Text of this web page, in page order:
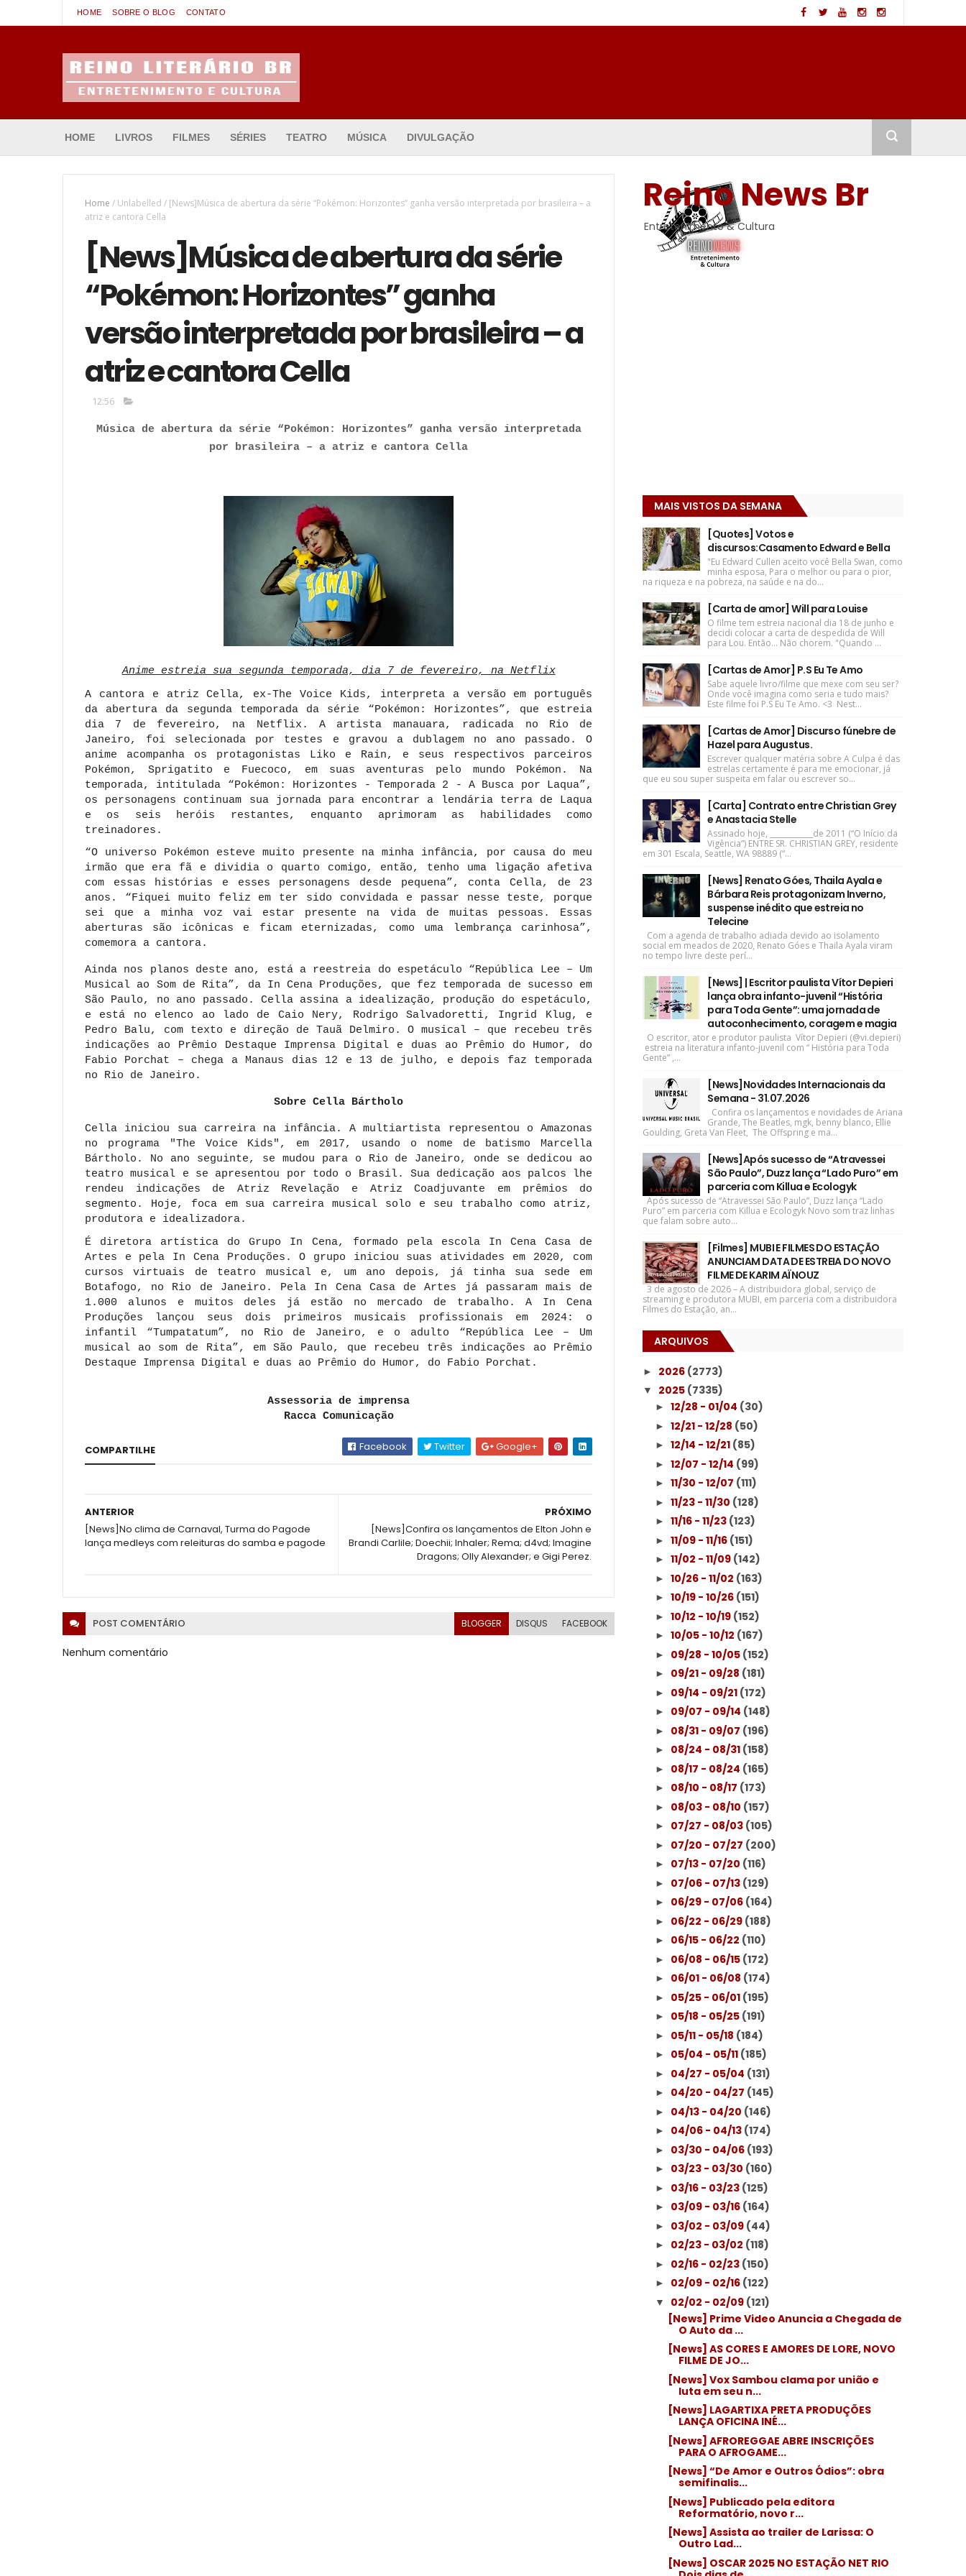
HOME SOBRE O BLOG CONTATO
HOME LIVROS FILMES SÉRIES TEATRO MÚSICA DIVULGAÇÃO
Home / Unlabelled / [News]Música de abertura da série “Pokémon: Horizontes” ganha versão interpretada por brasileira – a
atriz e cantora Cella
[News]Música de abertura da série
“Pokémon: Horizontes” ganha
versão interpretada por brasileira – a
atriz e cantora Cella
12:56
Música de abertura da série “Pokémon: Horizontes” ganha versão interpretada
por brasileira – a atriz e cantora Cella
Anime estreia sua segunda temporada, dia 7 de fevereiro, na Netflix
A cantora e atriz Cella, ex-The Voice Kids, interpreta a versão em português
da abertura da segunda temporada da série “Pokémon: Horizontes”, que estreia
dia 7 de fevereiro, na Netflix. A artista manauara, radicada no Rio de
Janeiro, foi selecionada por testes e gravou a dublagem no ano passado. O
anime acompanha os protagonistas Liko e Rain, e seus respectivos parceiros
Pokémon, Sprigatito e Fuecoco, em suas aventuras pelo mundo Pokémon. Na
temporada, intitulada “Pokémon: Horizontes - Temporada 2 - A Busca por Laqua”,
os personagens continuam sua jornada para encontrar a lendária terra de Laqua
e os seis heróis restantes, enquanto aprimoram as habilidades como
treinadores.
“O universo Pokémon esteve muito presente na minha infância, por causa do meu
irmão que era fã e dividia o quarto comigo, então, tenho uma ligação afetiva
com essas histórias e esses personagens desde pequena”, conta Cella, de 23
anos. “Fiquei muito feliz em ter sido convidada e passar nesse teste, porque
sei que a minha voz vai estar presente na vida de muitas pessoas. Essas
aberturas são icônicas e ficam eternizadas, como uma lembrança carinhosa”,
comemora a cantora.
Ainda nos planos deste ano, está a reestreia do espetáculo “República Lee – Um
Musical ao Som de Rita”, da In Cena Produções, que fez temporada de sucesso em
São Paulo, no ano passado. Cella assina a idealização, produção do espetáculo,
e está no elenco ao lado de Caio Nery, Rodrigo Salvadoretti, Ingrid Klug, e
Pedro Balu, com texto e direção de Tauã Delmiro. O musical – que recebeu três
indicações ao Prêmio Destaque Imprensa Digital e duas ao Prêmio do Humor, do
Fabio Porchat – chega a Manaus dias 12 e 13 de julho, e depois faz temporada
no Rio de Janeiro.
Sobre Cella Bártholo
Cella iniciou sua carreira na infância. A multiartista representou o Amazonas
no programa "The Voice Kids", em 2017, usando o nome de batismo Marcella
Bártholo. No ano seguinte, se mudou para o Rio de Janeiro, onde se dedicou ao
teatro musical e se apresentou por todo o Brasil. Sua dedicação aos palcos lhe
rendeu indicações de Atriz Revelação e Atriz Coadjuvante em prêmios do
segmento. Hoje, foca em sua carreira musical solo e seu trabalho como atriz,
produtora e idealizadora.
É diretora artística do Grupo In Cena, formado pela escola In Cena Casa de
Artes e pela In Cena Produções. O grupo iniciou suas atividades em 2020, com
cursos virtuais de teatro musical e, um ano depois, já tinha sua sede em
Botafogo, no Rio de Janeiro. Pela In Cena Casa de Artes já passaram mais de
1.000 alunos e muitos deles já estão no mercado de trabalho. A In Cena
Produções lançou seus dois primeiros musicais profissionais em 2024: o
infantil “Tumpatatum”, no Rio de Janeiro, e o adulto “República Lee – Um
musical ao som de Rita”, em São Paulo, que recebeu três indicações ao Prêmio
Destaque Imprensa Digital e duas ao Prêmio do Humor, do Fabio Porchat.
Assessoria de imprensa
Racca Comunicação
COMPARTILHE Facebook Twitter Google+
PRÓXIMO
[News]Confira os lançamentos de Elton John e
Brandi Carlile; Doechii; Inhaler; Rema; d4vd; Imagine
Dragons; Olly Alexander; e Gigi Perez.
ANTERIOR
[News]No clima de Carnaval, Turma do Pagode
lança medleys com releituras do samba e pagode
POST COMENTÁRIO BLOGGER DISQUS FACEBOOK
Nenhum comentário
Reino News Br
Entretenimento & Cultura
MAIS VISTOS DA SEMANA
[Quotes] Votos e
discursos:Casamento Edward e Bella
"Eu Edward Cullen aceito você Bella Swan, como
minha esposa, Para o melhor ou para o pior,
na riqueza e na pobreza, na saúde e na do...
[Carta de amor] Will para Louise
O filme tem estreia nacional dia 18 de junho e
decidi colocar a carta de despedida de Will
para Lou. Então... Não chorem. "Quando ...
[Cartas de Amor] P.S Eu Te Amo
Sabe aquele livro/filme que mexe com seu ser?
Onde você imagina como seria e tudo mais?
Este filme foi P.S Eu Te Amo. <3 Nest...
[Cartas de Amor] Discurso fúnebre de
Hazel para Augustus.
Escrever qualquer matéria sobre A Culpa é das
estrelas certamente é para me emocionar, já
que eu sou super suspeita em falar ou escrever so...
[Carta] Contrato entre Christian Grey
e Anastacia Stelle
Assinado hoje, ____________de 2011 (“O Início da
Vigência”) ENTRE SR. CHRISTIAN GREY, residente
em 301 Escala, Seattle, WA 98889 (“...
[News] Renato Góes, Thaila Ayala e
Bárbara Reis protagonizam Inverno,
suspense inédito que estreia no
Telecine
Com a agenda de trabalho adiada devido ao isolamento
social em meados de 2020, Renato Góes e Thaila Ayala viram
no tempo livre deste perí...
[News] | Escritor paulista Vítor Depieri
lança obra infanto-juvenil “História
para Toda Gente”: uma jornada de
autoconhecimento, coragem e magia
O escritor, ator e produtor paulista Vítor Depieri (@vi.depieri)
estreia na literatura infanto-juvenil com “ História para Toda
Gente” ,...
[News]Novidades Internacionais da
Semana - 31.07.2026
Confira os lançamentos e novidades de Ariana
Grande, The Beatles, mgk, benny blanco, Ellie
Goulding, Greta Van Fleet, The Offspring e ma...
[News]Após sucesso de “Atravessei
São Paulo”, Duzz lança “Lado Puro” em
parceria com Killua e Ecologyk
Após sucesso de “Atravessei São Paulo”, Duzz lança “Lado
Puro” em parceria com Killua e Ecologyk Novo som traz linhas
que falam sobre auto...
[Filmes] MUBI E FILMES DO ESTAÇÃO
ANUNCIAM DATA DE ESTREIA DO NOVO
FILME DE KARIM AÏNOUZ
3 de agosto de 2026 – A distribuidora global, serviço de
streaming e produtora MUBI, em parceria com a distribuidora
Filmes do Estação, an...
ARQUIVOS
► 2026 (2773)
▼ 2025 (7335)
►12/28 - 01/04 (30)
►12/21 - 12/28 (50)
►12/14 - 12/21 (85)
►12/07 - 12/14 (99)
►11/30 - 12/07 (111)
►11/23 - 11/30 (128)
►11/16 - 11/23 (123)
►11/09 - 11/16 (151)
►11/02 - 11/09 (142)
►10/26 - 11/02 (163)
►10/19 - 10/26 (151)
►10/12 - 10/19 (152)
►10/05 - 10/12 (167)
► 09/28 - 10/05 (152)
► 09/21 - 09/28 (181)
► 09/14 - 09/21 (172)
► 09/07 - 09/14 (148)
► 08/31 - 09/07 (196)
► 08/24 - 08/31 (158)
► 08/17 - 08/24 (165)
► 08/10 - 08/17 (173)
► 08/03 - 08/10 (157)
► 07/27 - 08/03 (105)
► 07/20 - 07/27 (200)
► 07/13 - 07/20 (116)
► 07/06 - 07/13 (129)
► 06/29 - 07/06 (164)
► 06/22 - 06/29 (188)
► 06/15 - 06/22 (110)
► 06/08 - 06/15 (172)
► 06/01 - 06/08 (174)
► 05/25 - 06/01 (195)
► 05/18 - 05/25 (191)
► 05/11 - 05/18 (184)
► 05/04 - 05/11 (185)
► 04/27 - 05/04 (131)
► 04/20 - 04/27 (145)
► 04/13 - 04/20 (146)
► 04/06 - 04/13 (174)
► 03/30 - 04/06 (193)
► 03/23 - 03/30 (160)
► 03/16 - 03/23 (125)
► 03/09 - 03/16 (164)
► 03/02 - 03/09 (44)
► 02/23 - 03/02 (118)
► 02/16 - 02/23 (150)
► 02/09 - 02/16 (122)
▼ 02/02 - 02/09 (121)
[News] Prime Video Anuncia a Chegada de
O Auto da ...
[News] AS CORES E AMORES DE LORE, NOVO
FILME DE JO...
[News] Vox Sambou clama por união e
luta em seu n...
[News] LAGARTIXA PRETA PRODUÇÕES
LANÇA OFICINA INÉ...
[News] AFROREGGAE ABRE INSCRIÇÕES
PARA O AFROGAME...
[News] “De Amor e Outros Ódios”: obra
semifinalis...
[News] Publicado pela editora
Reformatório, novo r...
[News] Assista ao trailer de Larissa: O
Outro Lad...
[News] OSCAR 2025 NO ESTAÇÃO NET RIO